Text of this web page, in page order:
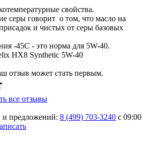
свойства.
серы говорит о том, что масло на
и чистых от серы базовых
-45С - это норма для 5W-40.
HX8 Synthetic 5W-40
отзыв может стать первым.
все отзывы
и предложений: 8 (499) 703-3240 с 09:00